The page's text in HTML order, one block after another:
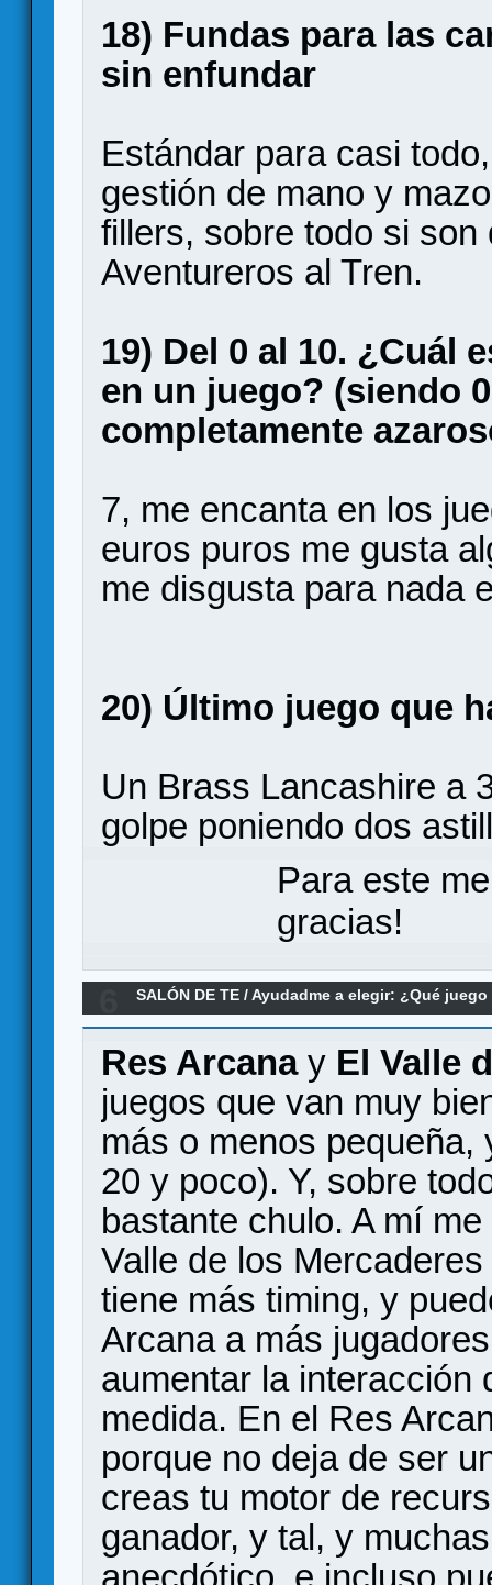
18) Fundas para las
sin enfundar
Estándar para casi
gestión de mano y
fillers, sobre todo si
Aventureros al Tren.
19) Del 0 al 10. ¿Cuál
en un juego? (siendo
completamente
7, me encanta en los
euros puros me gusta
me disgusta para nada
20) Último juego que
Un Brass Lancashire a
golpe poniendo dos
Para este
gracias!
SALÓN DE TE /Ayudadme a elegir: ¿Qué
Res Arcanay El Valle
juegos que van muy
más o menos
20 y poco). Y, sobre
bastante chulo. A mí
Valle de los
tiene más timing, y
Arcana a más
aumentar la interacción
medida. En el Res
porque no deja de ser
creas tu motor de
ganador, y tal, y
anecdótico, e incluso